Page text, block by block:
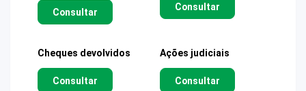
Consultar Consultar
Cheques devolvidos
Consultar
Ações judiciais
Consultar